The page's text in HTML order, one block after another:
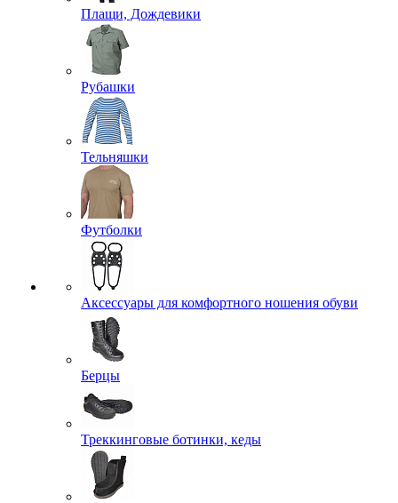
Плащи, Дождевики
Рубашки
Тельняшки
Футболки
Аксессуары для комфортного ношения обуви
Берцы
Треккинговые ботинки, кеды